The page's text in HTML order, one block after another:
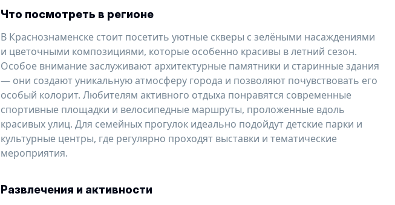
Что посмотреть в регионе
В Краснознаменске стоит посетить уютные скверы с зелёными насаждениями
и цветочными композициями, которые особенно красивы в летний сезон.
Особое внимание заслуживают архитектурные памятники и старинные здания
— они создают уникальную атмосферу города и позволяют почувствовать его
особый колорит. Любителям активного отдыха понравятся современные
спортивные площадки и велосипедные маршруты, проложенные вдоль
красивых улиц. Для семейных прогулок идеально подойдут детские парки и
культурные центры, где регулярно проходят выставки и тематические
мероприятия.
Развлечения и активности